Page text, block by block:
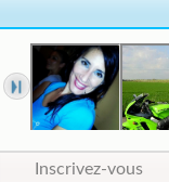
Inscrivez-vous